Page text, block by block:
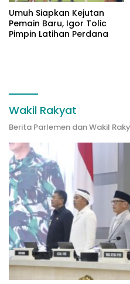
Umuh Siapkan Kejutan
Pemain Baru, Igor Tolic
Pimpin Latihan Perdana
Wakil Rakyat
Berita Parlemen dan Wakil